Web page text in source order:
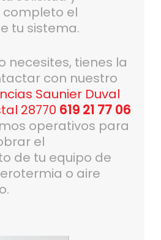
el
tu sistema.
necesites, tienes la
con nuestro
Saunier Duval
28770 619 21 77 06
operativos para
el
de tu equipo de
o aire